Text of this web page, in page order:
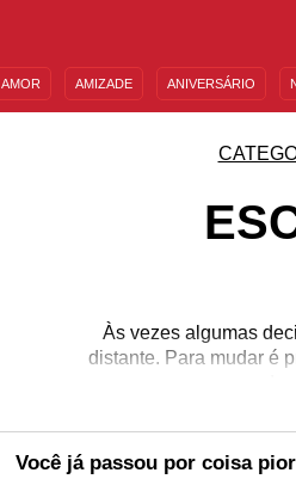
AMOR AMIZADE ANIVERSÁRIO
Às vezes algumas
distante. Para mudar é
mas
Você já passou por coisa